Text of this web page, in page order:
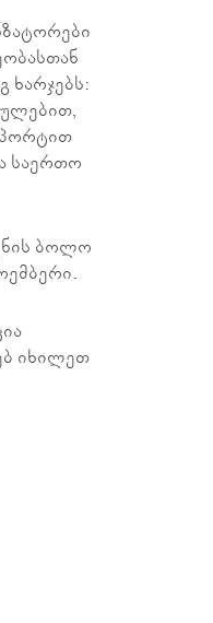
ხარჯებს:
საერთო
ბოლო
იხილეთ